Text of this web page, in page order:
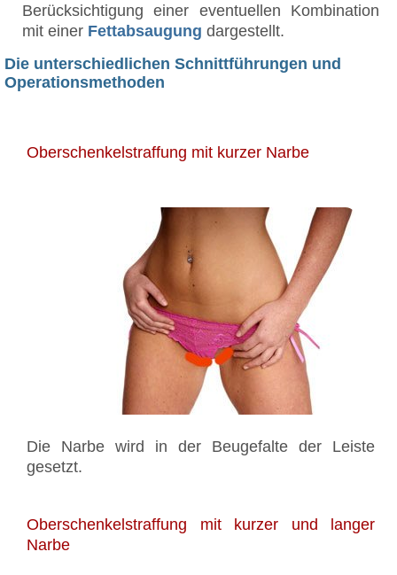
Berücksichtigung einer eventuellen Kombination
mit einer Fettabsaugung dargestellt.
Die unterschiedlichen Schnittführungen und
Operationsmethoden
Oberschenkelstraffung mit kurzer Narbe
Die Narbe wird in der Beugefalte der Leiste
gesetzt.
Oberschenkelstraffung mit kurzer und langer
Narbe